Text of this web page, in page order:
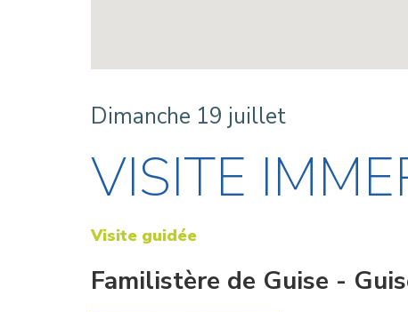
Dimanche 19 juillet
VISITE
Visite guidée
Familistère de Guise -